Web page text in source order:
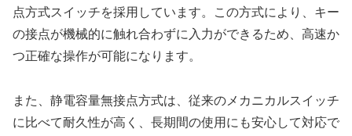
点方式スイッチを採用しています。この方式により、キー
の接点が機械的に触れ合わずに入力ができるため、高速か
つ正確な操作が可能になります。
また、静電容量無接点方式は、従来のメカニカルスイッチ
に比べて耐久性が高く、長期間の使用にも安心して対応で